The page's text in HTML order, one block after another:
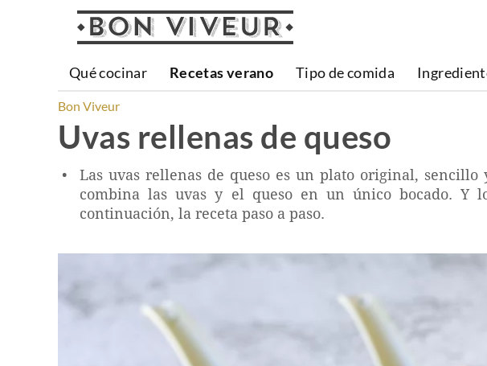
Qué cocinar Recetas verano Tipo de comida
Bon Viveur
Uvas rellenas de queso
Las uvas rellenas de queso es un plato original,
combina las uvas y el queso en un único bocado. Y
continuación, la receta paso a paso.